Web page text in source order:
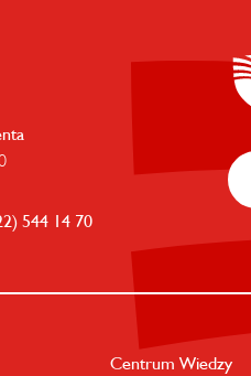
544 14 70
Centrum Wiedzy